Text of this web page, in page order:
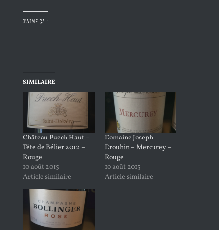
J’AIME ÇA :
SIMILAIRE
Château Puech Haut –
Tête de Bélier 2012 –
Rouge
10 août 2015
Article similaire
Domaine Joseph
Drouhin – Mercurey –
Rouge
10 août 2015
Article similaire